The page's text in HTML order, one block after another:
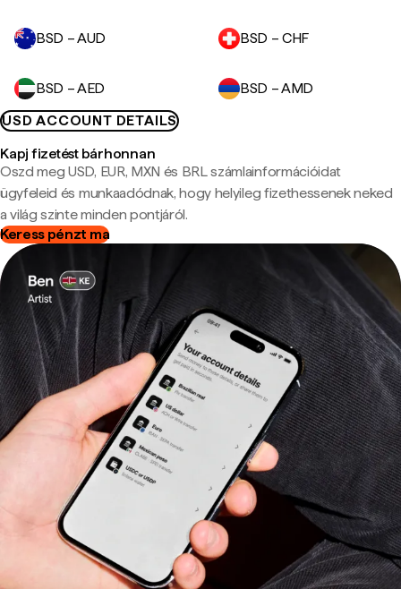
BSD – AUD BSD – CHF
BSD – AED
BSD – AMD
USD ACCOUNT DETAILS
Kapj fizetést bárhonnan
Oszd meg USD, EUR, MXN és BRL számlainformációidat
ügyfeleid és munkaadódnak, hogy helyileg fizethessenek neked
a világ szinte minden pontjáról.
Keress pénzt ma